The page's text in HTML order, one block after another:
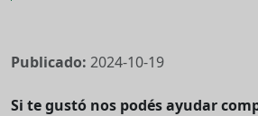
Publicado: 2024-10-19
Si te gustó nos podés ayudar